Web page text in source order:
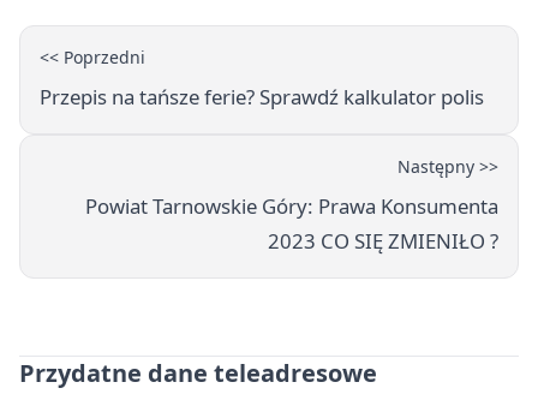
<< Poprzedni
Przepis na tańsze ferie? Sprawdź kalkulator polis
Następny >>
Powiat Tarnowskie Góry: Prawa Konsumenta
2023 CO SIĘ ZMIENIŁO ?
Przydatne dane teleadresowe